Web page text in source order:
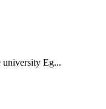
Eg...